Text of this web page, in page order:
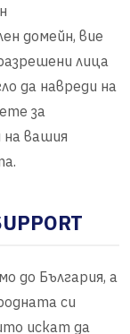
домейн, вие
лица
да навреди на
за
на вашия
до България, а
си
искат да